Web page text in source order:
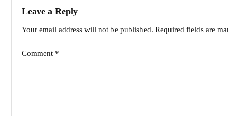
Leave a Reply
Your email address will not be published. Required fields are
Comment *